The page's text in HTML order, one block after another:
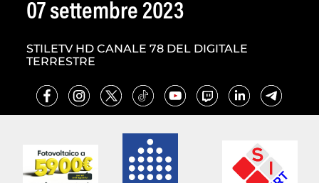
07 settembre 2023
STILETV HD CANALE 78 DEL DIGITALE
TERRESTRE